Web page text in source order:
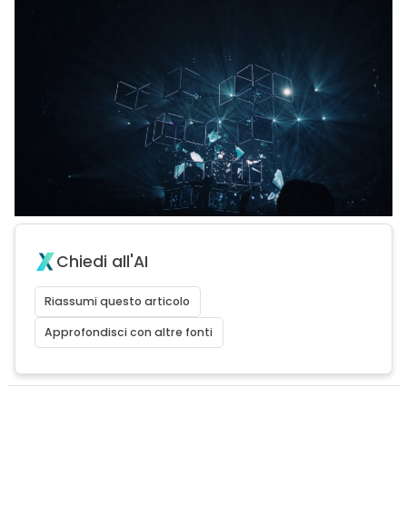
Chiedi all'AI
Riassumi questo articolo
Approfondisci con altre fonti